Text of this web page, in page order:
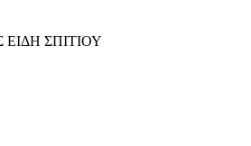
ΣΠΙΤΙΟΥ